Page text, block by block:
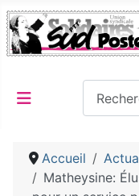
Accueil
Matheysine: